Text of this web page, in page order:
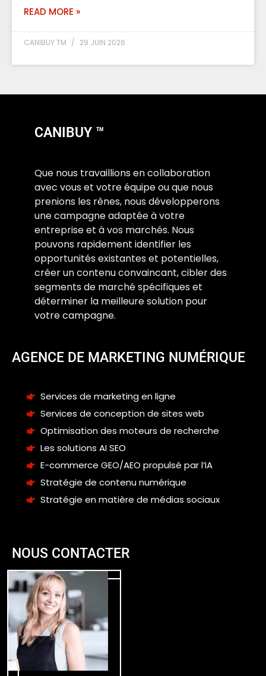
READ MORE »
CANIBUY TM 29 JUIN 2026
CANIBUY ™
Que nous travaillions en collaboration
avec vous et votre équipe ou que nous
prenions les rênes, nous développerons
une campagne adaptée à votre
entreprise et à vos marchés. Nous
pouvons rapidement identifier les
opportunités existantes et potentielles,
créer un contenu convaincant, cibler des
segments de marché spécifiques et
déterminer la meilleure solution pour
votre campagne.
AGENCE DE MARKETING NUMÉRIQUE
Services de marketing en ligne
Services de conception de sites web
Optimisation des moteurs de recherche
Les solutions AI SEO
E-commerce GEO/AEO propulsé par l’IA
Stratégie de contenu numérique
Stratégie en matière de médias sociaux
NOUS CONTACTER